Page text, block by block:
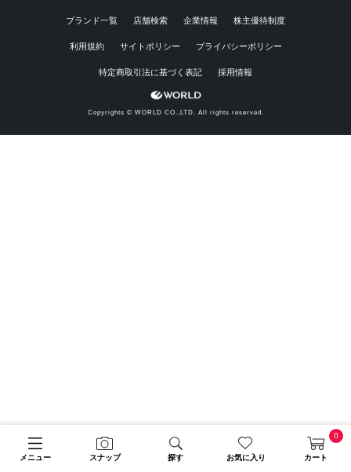
メニュー スナップ 探す お気に入り カート
0
ブランド一覧 店舗検索 企業情報 株主優待制度
利用規約 サイトポリシー プライバシーポリシー
特定商取引法に基づく表記 採用情報
Copyrights © WORLD CO.,LTD. All rights reserved.